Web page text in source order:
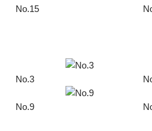
No.15
No.3
No.9